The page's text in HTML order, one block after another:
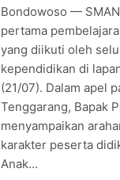
Bondowoso —
pertama
yang diikuti oleh
kependidikan di
(21/07). Dalam apel
Tenggarang, Bapak
menyampaikan
karakter peserta
Anak…